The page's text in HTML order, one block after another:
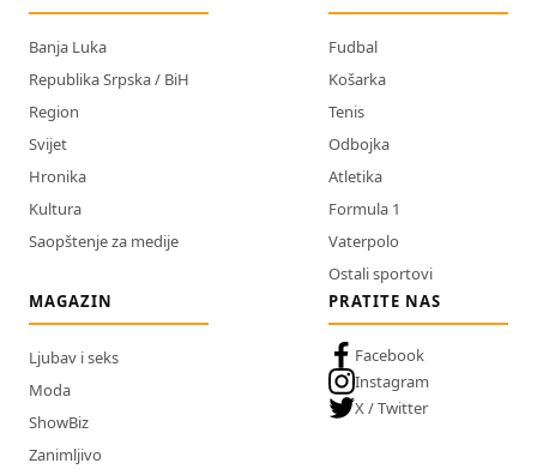
Banja Luka
Republika Srpska / BiH
Region
Svijet
Hronika
Kultura
Saopštenje za medije
Fudbal
Košarka
Tenis
Odbojka
Atletika
Formula 1
Vaterpolo
Ostali sportovi
MAGAZIN
Ljubav i seks
Moda
ShowBiz
Zanimljivo
PRATITE NAS
Facebook
Instagram
X / Twitter